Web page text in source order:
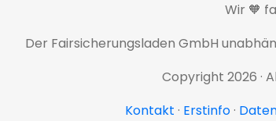
Wir 🧡
Der Fairsicherungsladen GmbH
Copyright 2026 ·
Kontakt · Erstinfo·